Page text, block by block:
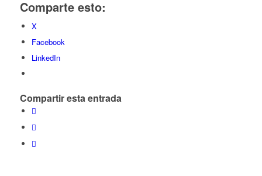
Comparte esto:
X
Facebook
LinkedIn
Compartir esta entrada